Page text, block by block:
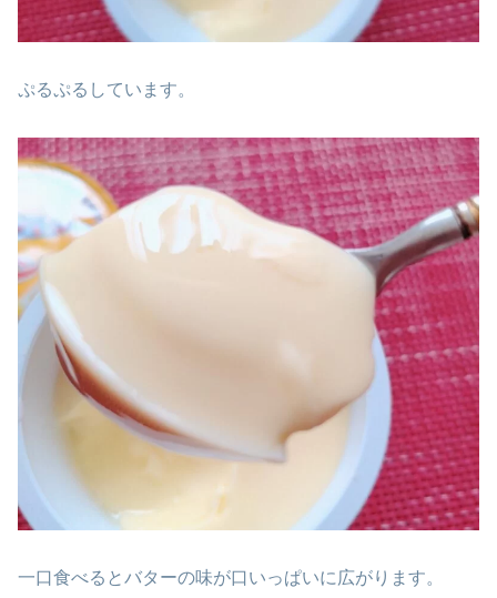
ぷるぷるしています。
一口食べるとバターの味が口いっぱいに広がります。